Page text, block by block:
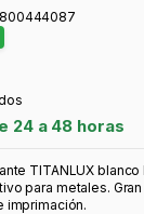
24 a 48 horas
TITANLUX
para metales.
imprimación.